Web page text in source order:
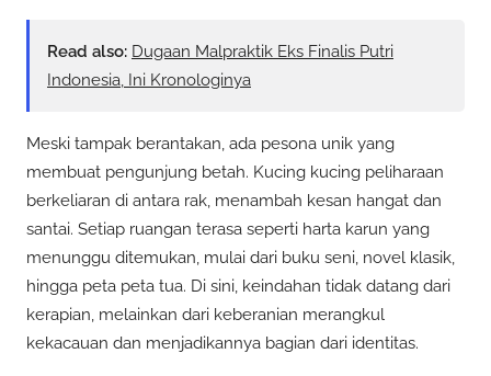
Read also: Dugaan Malpraktik Eks Finalis Putri
Indonesia, Ini Kronologinya
Meski tampak berantakan, ada pesona unik yang
membuat pengunjung betah. Kucing kucing peliharaan
berkeliaran di antara rak, menambah kesan hangat dan
santai. Setiap ruangan terasa seperti harta karun yang
menunggu ditemukan, mulai dari buku seni, novel klasik,
hingga peta peta tua. Di sini, keindahan tidak datang dari
kerapian, melainkan dari keberanian merangkul
kekacauan dan menjadikannya bagian dari identitas.